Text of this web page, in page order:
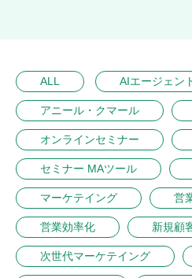
ALL AIエージェン
アニール・クマール
オンラインセミナー
セミナー MAツール
マーケテイング 営
営業効率化 新規顧
次世代マーケテイング